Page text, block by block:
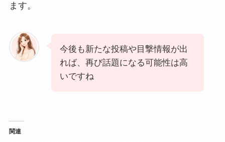
ます。
今後も新たな投稿や目撃情報が出
れば、再び話題になる可能性は高
いですね
関連